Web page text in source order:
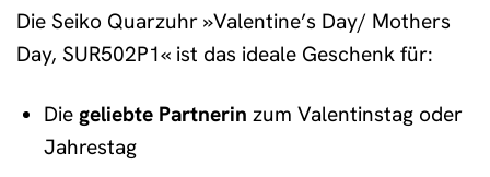
Die Seiko Quarzuhr »Valentine’s Day/ Mothers
Day, SUR502P1« ist das ideale Geschenk für:
Die geliebte Partnerin zum Valentinstag oder
Jahrestag